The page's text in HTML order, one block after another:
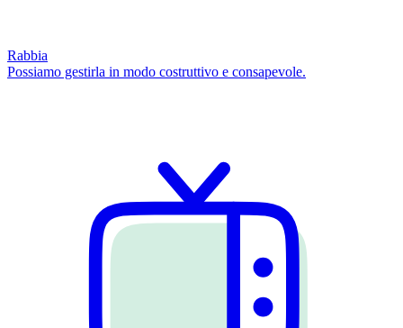
Rabbia
Possiamo gestirla in modo costruttivo e consapevole.